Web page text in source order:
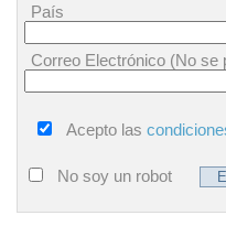
País
Correo Electrónico (No se
Acepto las
No soy un robot